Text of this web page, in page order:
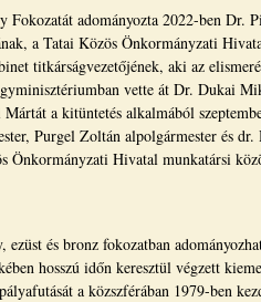
adományozta 2022-ben Dr.
a Tatai Közös Önkormányzati
titkárságvezetőjének, aki az
vette át Dr. Dukai
a kitüntetés alkalmából
Purgel Zoltán alpolgármester és
Önkormányzati Hivatal munkatársi
és bronz fokozatban
hosszú időn keresztül végzett
a közszférában 1979-ben